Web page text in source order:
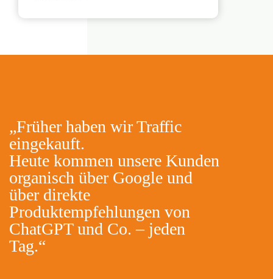
„Früher haben wir Traffic
eingekauft.
Heute kommen unsere Kunden
organisch über Google und
über direkte
Produktempfehlungen von
ChatGPT und Co. – jeden
Tag.“